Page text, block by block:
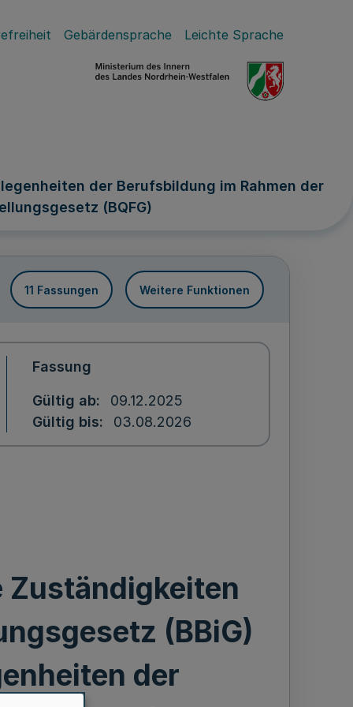
Gebärdensprache Leichte Sprache
der Berufsbildung im Rahmen der
(BQFG)
11 Fassungen Weitere Funktionen
Fassung
Gültig ab
09.12.2025
Gültig bis
03.08.2026
Zuständigkeiten
(BBiG)
der